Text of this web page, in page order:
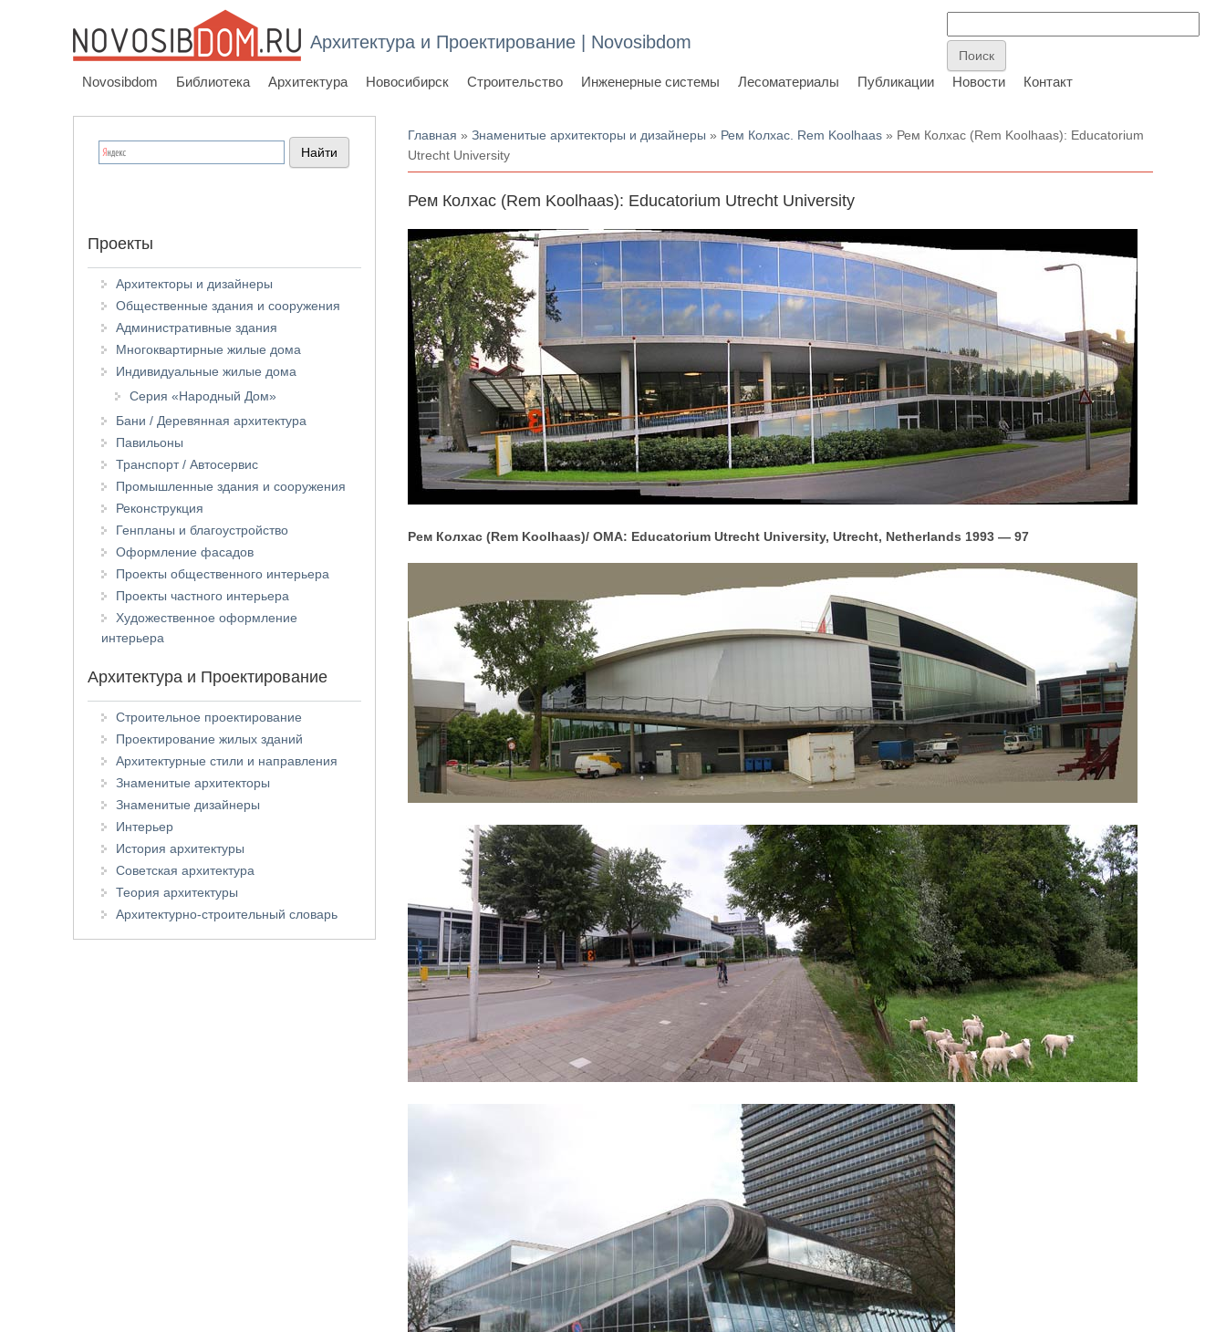
Архитектура и Проектирование | Novosibdom
Novosibdom Библиотека Архитектура Новосибирск Строительство Инженерные системы Лесоматериалы Публикации Новости Контакт
Вы здесь
Главная »Знаменитые архитекторы и дизайнеры » Рем Колхас. Rem Koolhaas » Рем Колхас (Rem Koolhaas): Educatorium
Utrecht University
Рем Колхас (Rem Koolhaas): Educatorium Utrecht University
Рем Колхас (Rem Koolhaas)/ OMA: Educatorium Utrecht University, Utrecht, Netherlands 1993 — 97
Проекты
Архитекторы и дизайнеры
Общественные здания и сооружения
Административные здания
Многоквартирные жилые дома
Индивидуальные жилые дома
Серия «Народный Дом»
Бани / Деревянная архитектура
Павильоны
Транспорт / Автосервис
Промышленные здания и сооружения
Реконструкция
Генпланы и благоустройство
Оформление фасадов
Проекты общественного интерьера
Проекты частного интерьера
Художественное оформление
интерьера
Архитектура и Проектирование
Строительное проектирование
Проектирование жилых зданий
Архитектурные стили и направления
Знаменитые архитекторы
Знаменитые дизайнеры
Интерьер
История архитектуры
Советская архитектура
Теория архитектуры
Архитектурно-строительный словарь